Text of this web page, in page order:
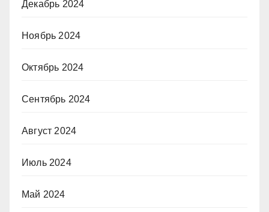
Декабрь 2024
Ноябрь 2024
Октябрь 2024
Сентябрь 2024
Август 2024
Июль 2024
Май 2024